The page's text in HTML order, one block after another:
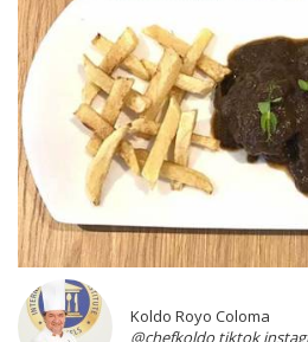
Koldo Royo Coloma
@chefkoldo tiktok